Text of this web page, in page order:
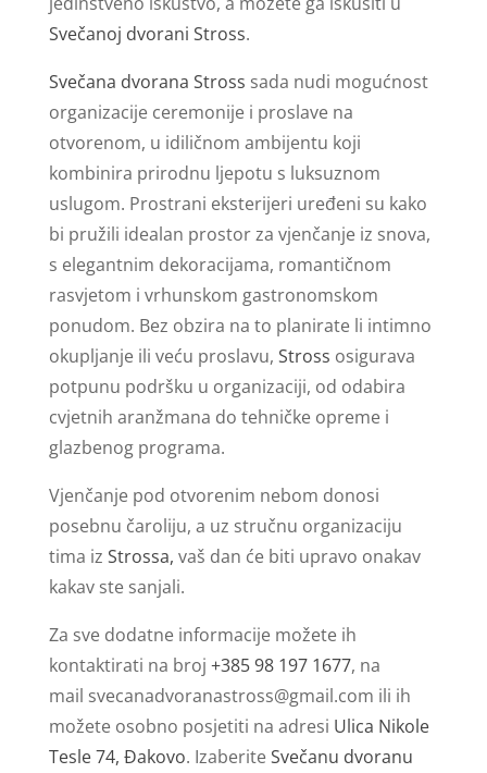
Svečanoj dvorani Stross.
Svečana dvorana Stross sada nudi mogućnost
organizacije ceremonije i proslave na
otvorenom, u idiličnom ambijentu koji
kombinira prirodnu ljepotu s luksuznom
uslugom. Prostrani eksterijeri uređeni su kako
bi pružili idealan prostor za vjenčanje iz snova,
s elegantnim dekoracijama, romantičnom
rasvjetom i vrhunskom gastronomskom
ponudom. Bez obzira na to planirate li intimno
okupljanje ili veću proslavu, Stross osigurava
potpunu podršku u organizaciji, od odabira
cvjetnih aranžmana do tehničke opreme i
glazbenog programa.
Vjenčanje pod otvorenim nebom donosi
posebnu čaroliju, a uz stručnu organizaciju
tima iz Strossa, vaš dan će biti upravo onakav
kakav ste sanjali.
Za sve dodatne informacije možete ih
kontaktirati na broj +385 98 197 1677, na
mail svecanadvoranastross@gmail.com ili ih
možete osobno posjetiti na adresi Ulica Nikole
Tesle 74, Đakovo. IzaberiteSvečanu dvoranu